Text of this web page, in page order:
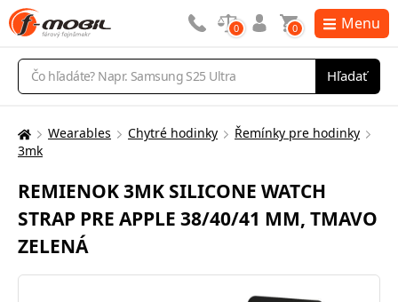
Vyhľadávanie
Hľadať
0 0 Menu
Tu
nachádzate:
Wearables Chytré hodinky
Řemínky pre hodinky
3mk
REMIENOK 3MK SILICONE WATCH
STRAP PRE APPLE 38/40/41 MM, TMAVO
ZELENÁ